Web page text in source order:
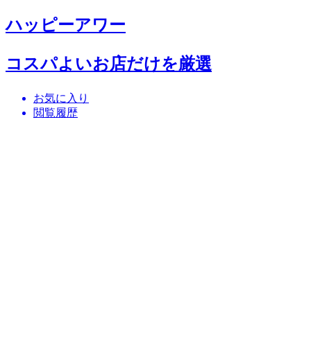
ハッピーアワー
コスパよいお店だけを厳選
お気に入り
閲覧履歴